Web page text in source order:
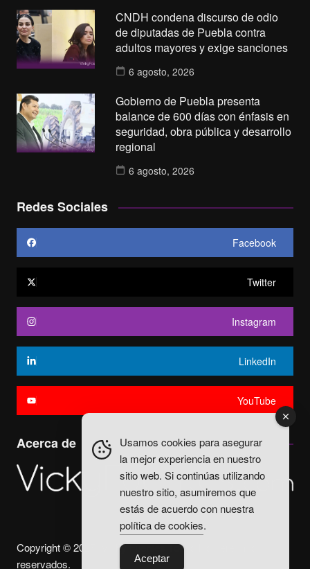
CNDH condena discurso de odio
de diputadas de Puebla contra
adultos mayores y exige sanciones
6 agosto, 2026
Gobierno de Puebla presenta
balance de 600 días con énfasis en
seguridad, obra pública y desarrollo
regional
6 agosto, 2026
Redes Sociales
Facebook
Twitter
Instagram
LinkedIn
YouTube
Acerca de
Copyright © 2025. Vicky Fuentes Todos los derechos
reservados.
Usamos cookies para asegurar
la mejor experiencia en nuestro
sitio web. Si continúas utilizando
nuestro sitio, asumiremos que
estás de acuerdo con nuestra
política de cookies.
Aceptar